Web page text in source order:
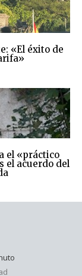
«El éxito de
el «práctico
el acuerdo del